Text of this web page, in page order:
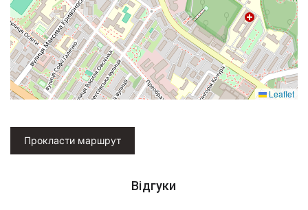
Leaflet
Прокласти маршрут
Відгуки